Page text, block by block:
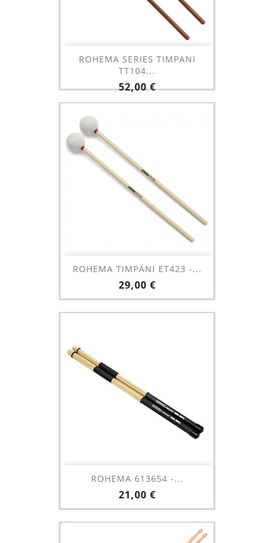
ROHEMA SERIES TIMPANI
TT104...
Prix
52,00 €
ROHEMA TIMPANI ET423 -...
Prix
29,00 €
ROHEMA 613654 -...
Prix
21,00 €